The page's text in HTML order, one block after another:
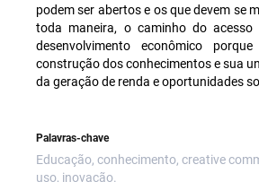
podem ser abertos e os que devem se
toda maneira, o caminho do acesso
desenvolvimento econômico
construção dos conhecimentos e sua
da geração de renda e oportunidades
Palavras-chave
Educação, conhecimento, creative
uso, inovação.